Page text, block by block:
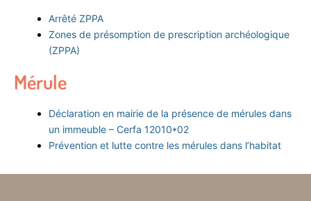
Arrêté ZPPA
Zones de présomption de prescription archéologique
(ZPPA)
Mérule
Déclaration en mairie de la présence de mérules dans
un immeuble – Cerfa 12010*02
Prévention et lutte contre les mérules dans l’habitat